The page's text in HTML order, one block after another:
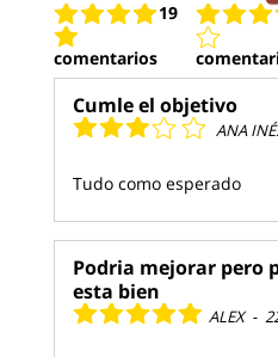
19
comentarios
Cumle el objetivo
ANA
Tudo como esperado
Podria mejorar pero
esta bien
ALEX -